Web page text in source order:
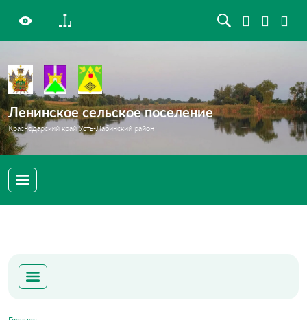
Ленинское сельское поселение
Краснодарский край Усть-Лабинский район